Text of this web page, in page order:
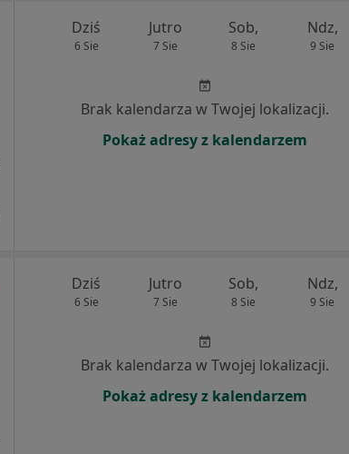
Dziś
6 Sie
Jutro
7 Sie
Sob,
8 Sie
Ndz,
9 Sie
Brak kalendarza w Twojej lokalizacji.
Pokaż adresy z kalendarzem
Dziś
6 Sie
Jutro
7 Sie
Sob,
8 Sie
Ndz,
9 Sie
Brak kalendarza w Twojej lokalizacji.
Pokaż adresy z kalendarzem